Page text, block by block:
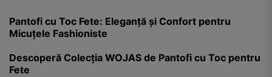
Pantofi cu Toc Fete: Eleganță și Confort pentru
Micuțele Fashioniste
Descoperă Colecția WOJAS de Pantofi cu Toc pentru
Fete